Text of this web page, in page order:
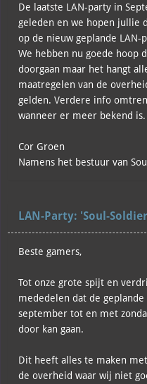
De laatste LAN-party in
geleden en we hopen jullie
op de nieuw geplande LAN-
We hebben nu goede hoop
doorgaan maar het hangt
maatregelen van de
gelden. Verdere info
wanneer er meer bekend is.
Cor Groen
Namens het bestuur van
LAN-Party: 'Soul-
Beste gamers,
Tot onze grote spijt en
mededelen dat de
september tot en met
door kan gaan.
Dit heeft alles te maken
de overheid waar wij niet